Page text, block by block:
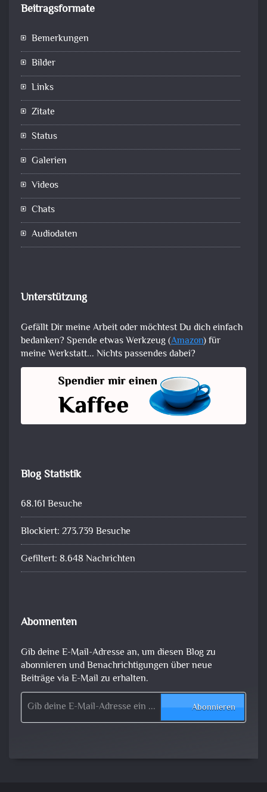
Beitragsformate
Bemerkungen
Bilder
Links
Zitate
Status
Galerien
Videos
Chats
Audiodaten
Unterstützung
Gefällt Dir meine Arbeit oder möchtest Du dich einfach
bedanken? Spende etwas Werkzeug (Amazon) für
meine Werkstatt... Nichts passendes dabei?
Blog Statistik
68.161 Besuche
Blockiert: 273.739 Besuche
Gefiltert: 8.648 Nachrichten
Abonnenten
Gib deine E-Mail-Adresse an, um diesen Blog zu
abonnieren und Benachrichtigungen über neue
Beiträge via E-Mail zu erhalten.
Gib deine E-Mail-Adresse ein ...
Abonnieren